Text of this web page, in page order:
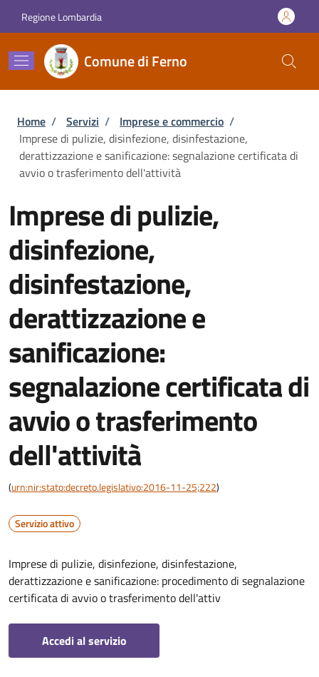
Regione Lombardia
Comune di Ferno
Briciole di pane
Home / Servizi / Imprese e commercio /
Imprese di pulizie, disinfezione, disinfestazione,
derattizzazione e sanificazione: segnalazione certificata di
avvio o trasferimento dell'attività
Imprese di pulizie,
disinfezione,
disinfestazione,
derattizzazione e
sanificazione:
segnalazione certificata di
avvio o trasferimento
dell'attività
(urn:nir:stato:decreto.legislativo:2016-11-25;222)
Servizio attivo
Imprese di pulizie, disinfezione, disinfestazione,
derattizzazione e sanificazione: procedimento di segnalazione
certificata di avvio o trasferimento dell'attiv
Accedi al servizio